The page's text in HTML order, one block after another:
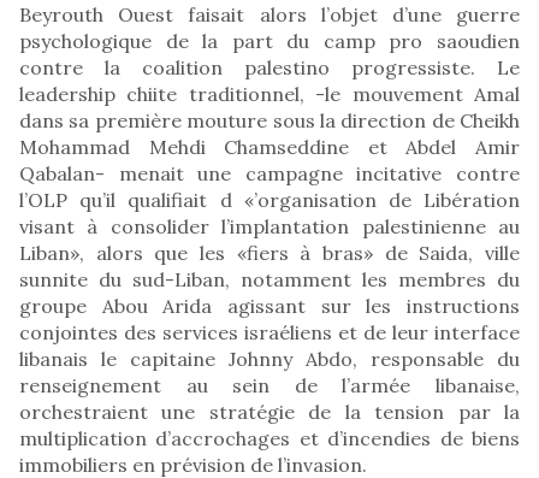
Beyrouth Ouest faisait alors l’objet d’une guerre
psychologique de la part du camp pro saoudien
contre la coalition palestino progressiste. Le
leadership chiite traditionnel, -le mouvement Amal
dans sa première mouture sous la direction de Cheikh
Mohammad Mehdi Chamseddine et Abdel Amir
Qabalan- menait une campagne incitative contre
l’OLP qu’il qualifiait d «’organisation de Libération
visant à consolider l’implantation palestinienne au
Liban», alors que les «fiers à bras» de Saida, ville
sunnite du sud-Liban, notamment les membres du
groupe Abou Arida agissant sur les instructions
conjointes des services israéliens et de leur interface
libanais le capitaine Johnny Abdo, responsable du
renseignement au sein de l’armée libanaise,
orchestraient une stratégie de la tension par la
multiplication d’accrochages et d’incendies de biens
immobiliers en prévision de l’invasion.